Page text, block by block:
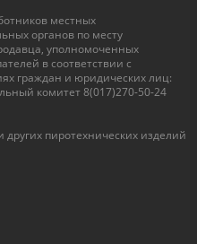
местных
органов по месту
уполномоченных
в соответствии с
граждан и юридических лиц:
комитет 8(017)270-50-24
пиротехнических изделий